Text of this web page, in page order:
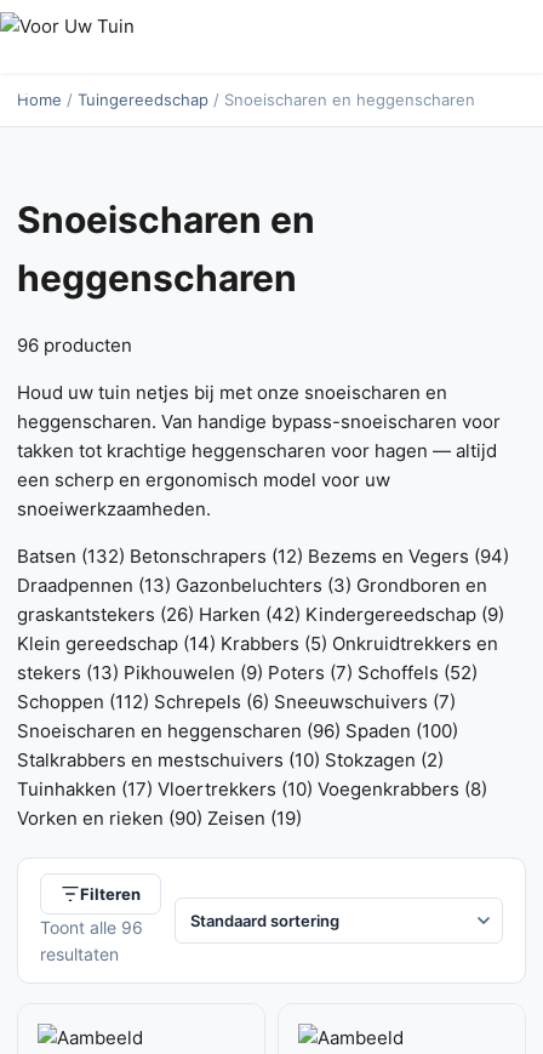
Home / Tuingereedschap / Snoeischaren en heggenscharen
Snoeischaren en
heggenscharen
96 producten
Houd uw tuin netjes bij met onze snoeischaren en
heggenscharen. Van handige bypass-snoeischaren voor
takken tot krachtige heggenscharen voor hagen — altijd
een scherp en ergonomisch model voor uw
snoeiwerkzaamheden.
Batsen (132) Betonschrapers (12) Bezems en Vegers (94)
Draadpennen (13) Gazonbeluchters (3) Grondboren en
graskantstekers (26) Harken (42) Kindergereedschap (9)
Klein gereedschap (14) Krabbers (5) Onkruidtrekkers en
stekers (13) Pikhouwelen (9) Poters (7) Schoffels (52)
Schoppen (112) Schrepels (6) Sneeuwschuivers (7)
Snoeischaren en heggenscharen (96) Spaden (100)
Stalkrabbers en mestschuivers (10) Stokzagen (2)
Tuinhakken (17) Vloertrekkers (10) Voegenkrabbers (8)
Vorken en rieken (90) Zeisen (19)
Filteren
Toont alle 96
resultaten